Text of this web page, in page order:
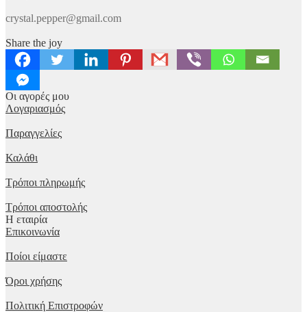
crystal.pepper@gmail.com
Share the joy
Οι αγορές μου
Λογαριασμός
Παραγγελίες
Καλάθι
Τρόποι πληρωμής
Τρόποι αποστολής
Η εταιρία
Επικοινωνία
Ποίοι είμαστε
Όροι χρήσης
Πολιτική Επιστροφών